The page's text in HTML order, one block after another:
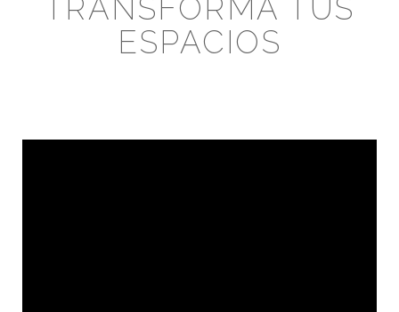
TRANSFORMA TUS
ESPACIOS